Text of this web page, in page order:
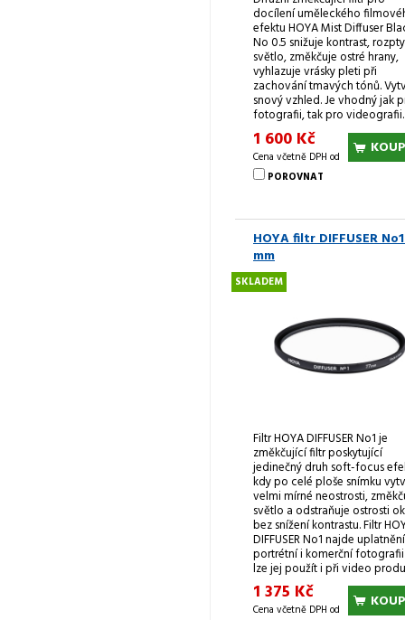
docílení uměleckého
efektu HOYA Mist Diffuser
No 0.5 snižuje kontrast,
světlo, změkčuje ostré hrany,
vyhlazuje vrásky pleti při
zachování tmavých tónů.
snový vzhled. Je vhodný jak
fotografii, tak pro videografii.
1 600 Kč
Cena včetně DPH od
POROVNAT
HOYA filtr DIFFUSER
mm
SKLADEM
Filtr HOYA DIFFUSER No1 je
změkčující filtr poskytující
jedinečný druh soft-focus
kdy po celé ploše snímku
velmi mírné neostrosti,
světlo a odstraňuje ostrosti
bez snížení kontrastu. Filtr
DIFFUSER No1 najde
portrétní i komerční
lze jej použít i při video
1 375 Kč
Cena včetně DPH od